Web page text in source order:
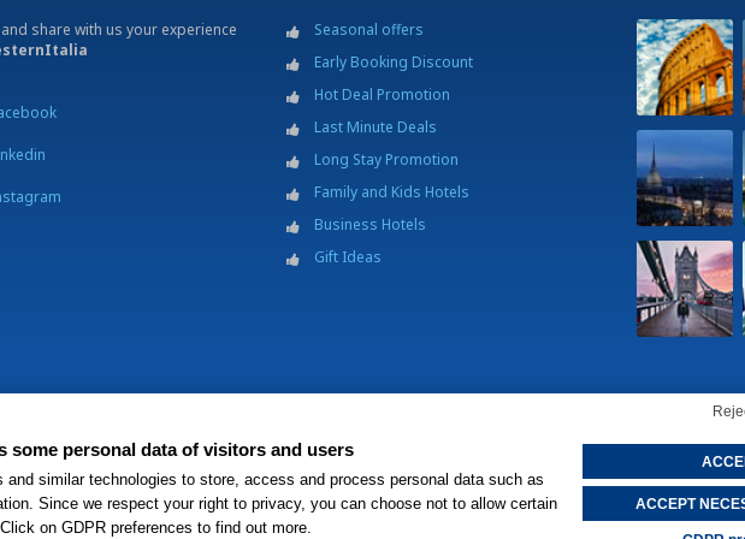
share with us your experience
Seasonal offers
Early Booking Discount
Hot Deal Promotion
Last Minute Deals
Long Stay Promotion
Family and Kids Hotels
Business Hotels
Gift Ideas
®Hotels property is independently owned and operated.
some personal data of visitors and users
similar technologies to store, access and process personal data such as
Since we respect your right to privacy, you can choose not to allow certain
on GDPR preferences to find out more.
ACCEPT